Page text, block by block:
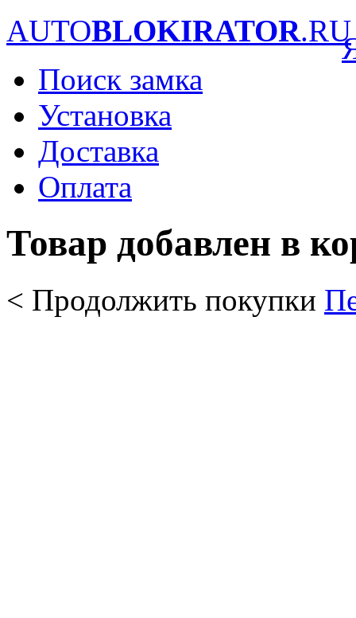
AUTOBLOKIRATOR.RU
Поиск замка
Установка
Доставка
Оплата
Товар добавлен в
< Продолжить покупки